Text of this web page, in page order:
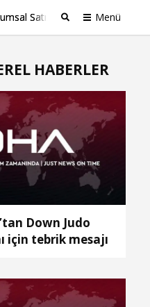
Satış Menü
HABERLER
Down Judo
için tebrik mesajı